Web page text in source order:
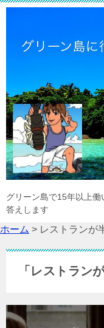
グリーン島で15年以上
答えします
ホーム > レストランが
「レストラン